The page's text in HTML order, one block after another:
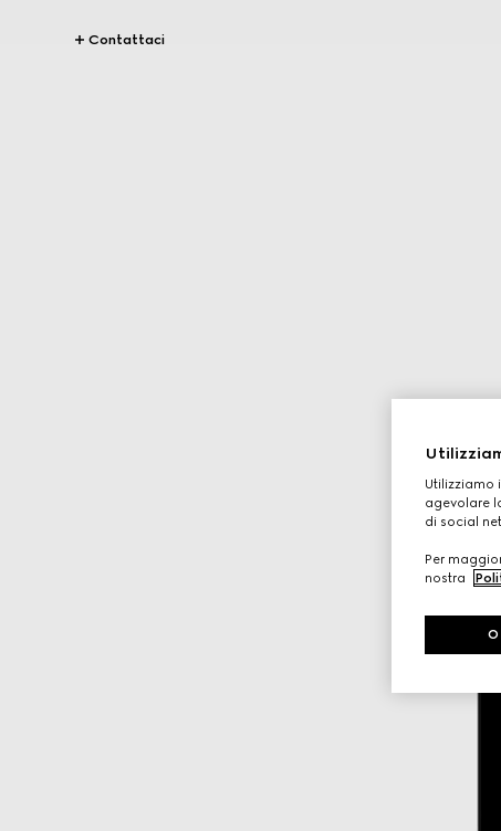
Contattaci
Utilizziamo
agevolare
di social
Per
nostra